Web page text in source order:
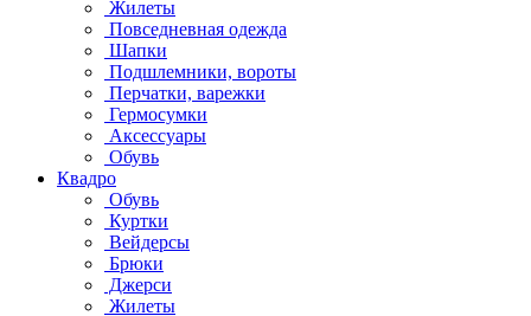
Жилеты
Повседневная одежда
Шапки
Подшлемники, вороты
Перчатки, варежки
Гермосумки
Аксессуары
Обувь
Квадро
Обувь
Куртки
Вейдерсы
Брюки
Джерси
Жилеты